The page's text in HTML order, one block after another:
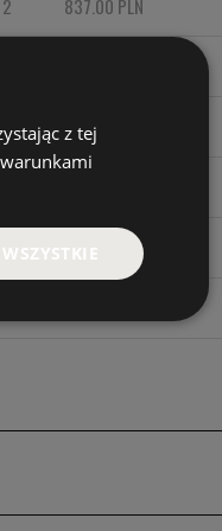
2 837.00 PLN
3 897.00 PLN
5 1 027.00 PLN
z tej